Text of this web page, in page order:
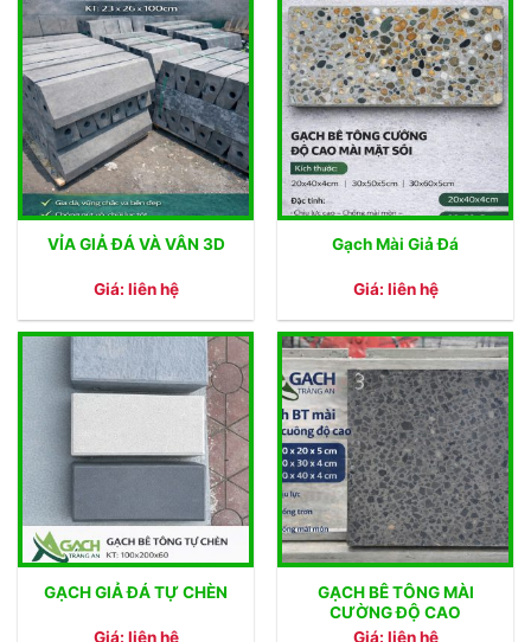
VỈA GIẢ ĐÁ VÀ VÂN 3D
Giá: liên hệ
Gạch Mài Giả Đá
Giá: liên hệ
GẠCH GIẢ ĐÁ TỰ CHÈN
Giá: liên hệ
GẠCH BÊ TÔNG MÀI
CƯỜNG ĐỘ CAO
Giá: liên hệ